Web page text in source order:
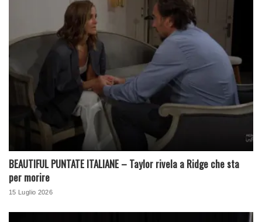
BEAUTIFUL PUNTATE ITALIANE – Taylor rivela a Ridge che sta
per morire
15 Luglio 2026